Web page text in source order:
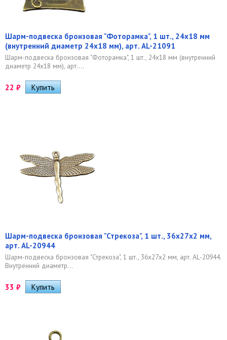
Шарм-подвеска бронзовая "Фоторамка", 1 шт., 24х18 мм
(внутренний диаметр 24х18 мм), арт. AL-21091
Шарм-подвеска бронзовая "Фоторамка", 1 шт., 24х18 мм (внутренний
диаметр 24х18 мм), арт....
22 ₽
Шарм-подвеска бронзовая "Стрекоза", 1 шт., 36х27х2 мм,
арт. AL-20944
Шарм-подвеска бронзовая "Стрекоза", 1 шт., 36х27х2 мм, арт. AL-20944.
Внутренний диаметр...
33 ₽